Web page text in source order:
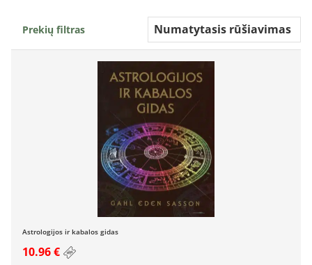
Prekių filtras
Astrologijos ir kabalos gidas
10.96 €